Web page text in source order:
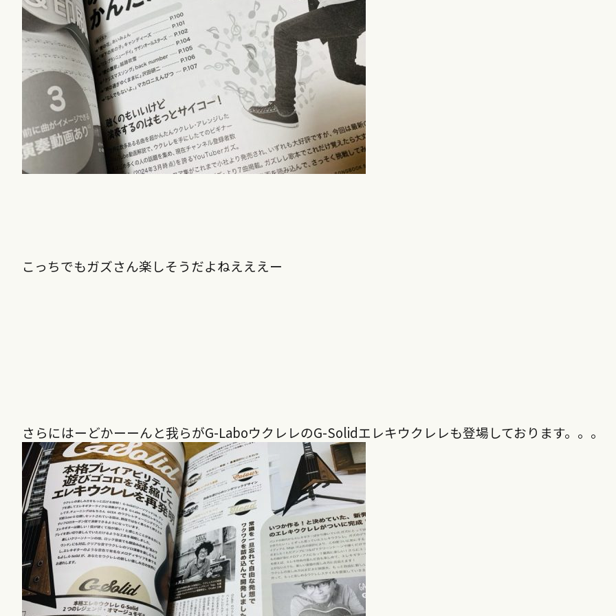
こっちでもガズさん楽しそうだよねえええー
さらにはーどかーーんと我らがG-LaboウクレレのG-Solidエレキウクレレも登場しております。。。